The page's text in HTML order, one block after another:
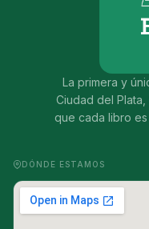
La primera y
Ciudad del
que cada libro
DÓNDE ESTAMOS